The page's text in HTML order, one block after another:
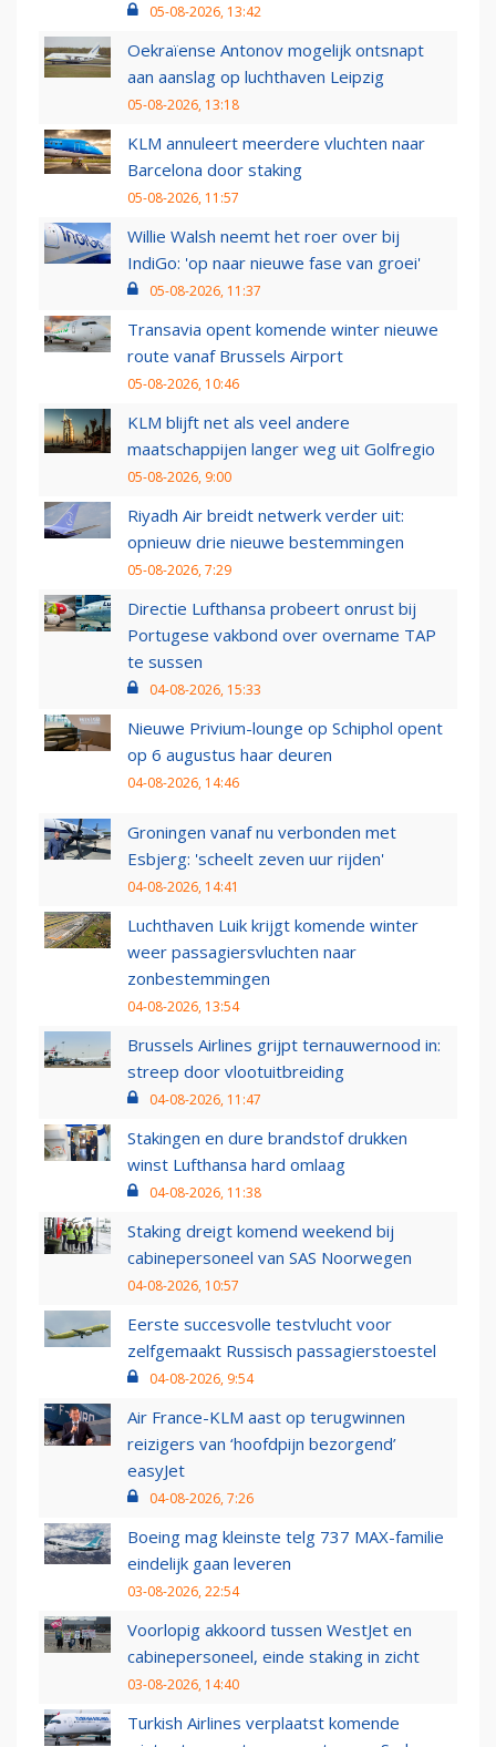
05-08-2026, 13:42
Oekraïense Antonov mogelijk ontsnapt
aan aanslag op luchthaven Leipzig
05-08-2026, 13:18
KLM annuleert meerdere vluchten naar
Barcelona door staking
05-08-2026, 11:57
Willie Walsh neemt het roer over bij
IndiGo: 'op naar nieuwe fase van groei'
05-08-2026, 11:37
Transavia opent komende winter nieuwe
route vanaf Brussels Airport
05-08-2026, 10:46
KLM blijft net als veel andere
maatschappijen langer weg uit Golfregio
05-08-2026, 9:00
Riyadh Air breidt netwerk verder uit:
opnieuw drie nieuwe bestemmingen
05-08-2026, 7:29
Directie Lufthansa probeert onrust bij
Portugese vakbond over overname TAP
te sussen
04-08-2026, 15:33
Nieuwe Privium-lounge op Schiphol opent
op 6 augustus haar deuren
04-08-2026, 14:46
Groningen vanaf nu verbonden met
Esbjerg: 'scheelt zeven uur rijden'
04-08-2026, 14:41
Luchthaven Luik krijgt komende winter
weer passagiersvluchten naar
zonbestemmingen
04-08-2026, 13:54
Brussels Airlines grijpt ternauwernood in:
streep door vlootuitbreiding
04-08-2026, 11:47
Stakingen en dure brandstof drukken
winst Lufthansa hard omlaag
04-08-2026, 11:38
Staking dreigt komend weekend bij
cabinepersoneel van SAS Noorwegen
04-08-2026, 10:57
Eerste succesvolle testvlucht voor
zelfgemaakt Russisch passagierstoestel
04-08-2026, 9:54
Air France-KLM aast op terugwinnen
reizigers van ‘hoofdpijn bezorgend’
easyJet
04-08-2026, 7:26
Boeing mag kleinste telg 737 MAX-familie
eindelijk gaan leveren
03-08-2026, 22:54
Voorlopig akkoord tussen WestJet en
cabinepersoneel, einde staking in zicht
03-08-2026, 14:40
Turkish Airlines verplaatst komende